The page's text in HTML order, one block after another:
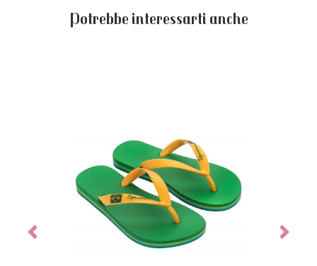
Potrebbe interessarti anche
Previous Next